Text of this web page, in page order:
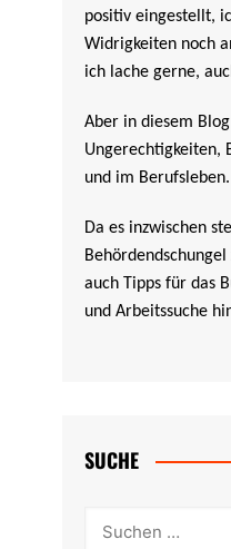
positiv eingestellt,
Widrigkeiten noch
ich lache gerne,
Aber in diesem
Ungerechtigkeiten,
und im
Da es inzwischen
auch Tipps für das
und Arbeitssuche
SUCHE